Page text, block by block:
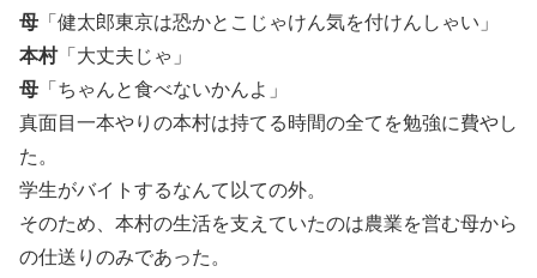
母 「健太郎東京は恐かとこじゃけん気を付けんしゃい」
本村「大丈夫じゃ」
母 「ちゃんと食べないかんよ」
真面目一本やりの本村は持てる時間の全てを勉強に費やし
た。
学生がバイトするなんて以ての外。
そのため、本村の生活を支えていたのは農業を営む母から
の仕送りのみであった。